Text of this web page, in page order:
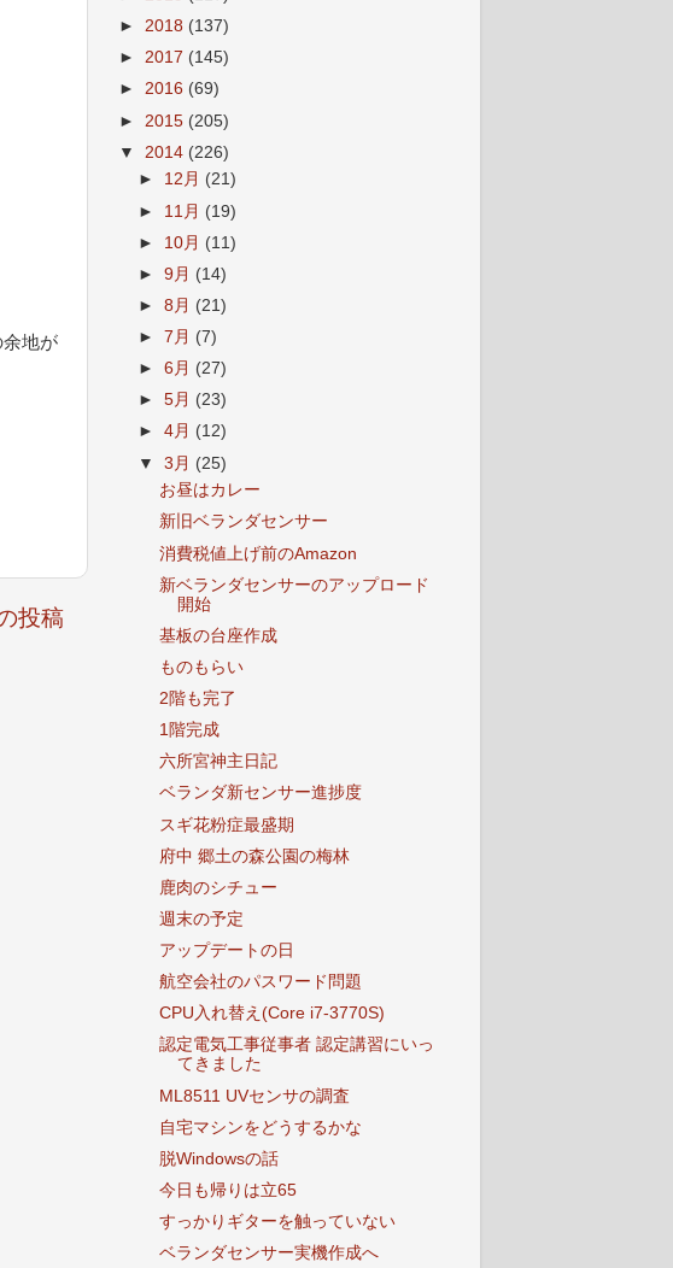
地が
投稿
► 2018 (137)
► 2017 (145)
► 2016 (69)
► 2015 (205)
▼ 2014 (226)
► 12月 (21)
► 11月 (19)
► 10月 (11)
►9月 (14)
►8月 (21)
►7月 (7)
►6月 (27)
►5月 (23)
►4月 (12)
▼3月 (25)
お昼はカレー
新旧ベランダセンサー
消費税値上げ前のAmazon
新ベランダセンサーのアップロード
開始
基板の台座作成
ものもらい
2階も完了
1階完成
六所宮神主日記
ベランダ新センサー進捗度
スギ花粉症最盛期
府中 郷土の森公園の梅林
鹿肉のシチュー
週末の予定
アップデートの日
航空会社のパスワード問題
CPU入れ替え(Core i7-3770S)
認定電気工事従事者 認定講習にいっ
てきました
ML8511 UVセンサの調査
自宅マシンをどうするかな
脱Windowsの話
今日も帰りは立65
すっかりギターを触っていない
ベランダセンサー実機作成へ